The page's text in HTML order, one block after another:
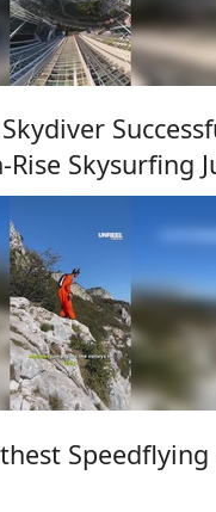
Skysurfing
Speedflying